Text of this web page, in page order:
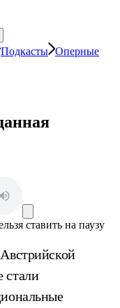
Подкасты Оперные
ставить на паузу
стали